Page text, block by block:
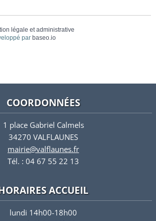
légale et administrative
par baseo.io
COORDONNÉES
1 place Gabriel Calmels
34270 VALFLAUNES
mairie@valflaunes.fr
Tél. : 04 67 55 22 13
ACCUEIL
lundi 14h00-18h00